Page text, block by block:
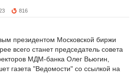
816
президентом Московской биржи
всего станет председатель совета
МДМ-банка Олег Вьюгин,
газета "Ведомости" со ссылкой на